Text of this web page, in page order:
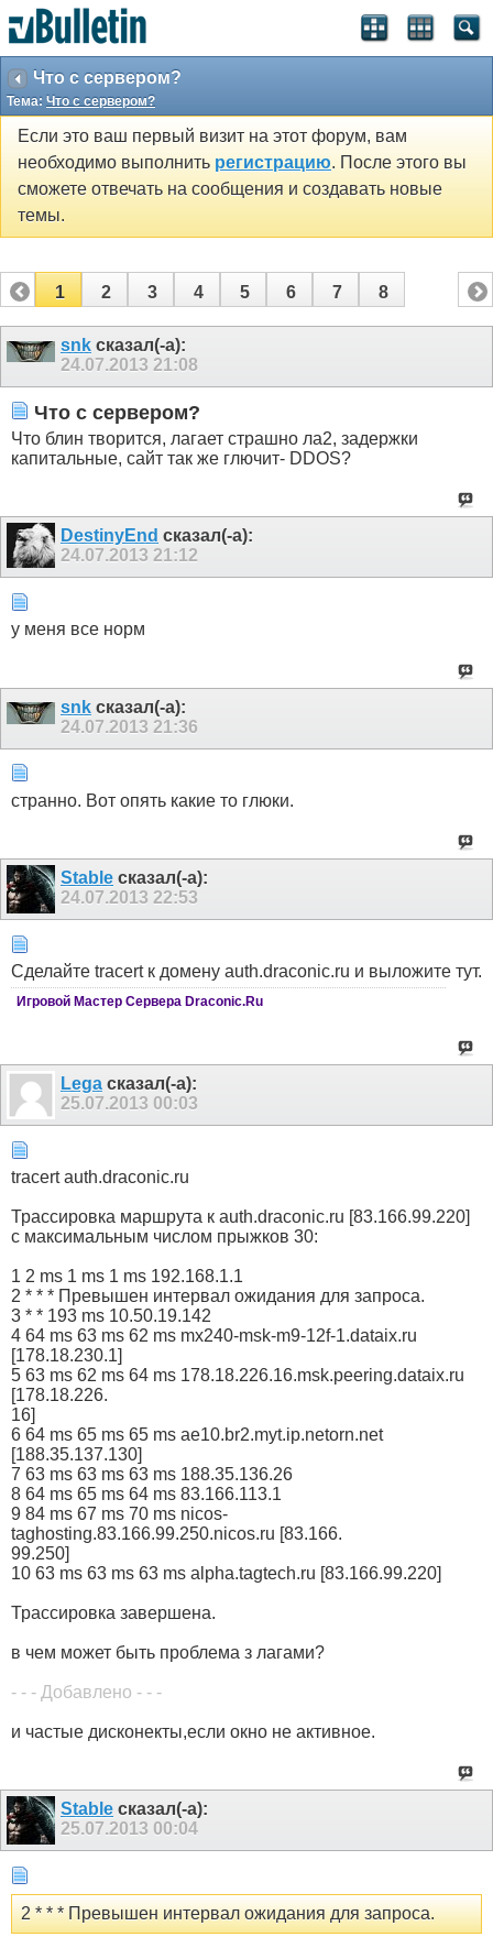
Что с сервером?
Тема: Что с сервером?
Если это ваш первый визит на этот форум, вам
необходимо выполнить регистрацию. После этого вы
сможете отвечать на сообщения и создавать новые
темы.
1 2 3 4 5 6 7 8
snk сказал(-а):
24.07.2013 21:08
Что с сервером?
Что блин творится, лагает страшно ла2, задержки
капитальные, сайт так же глючит- DDOS?
DestinyEnd сказал(-а):
24.07.2013 21:12
у меня все норм
snk сказал(-а):
24.07.2013 21:36
странно. Вот опять какие то глюки.
Stable сказал(-а):
24.07.2013 22:53
Сделайте tracert к домену auth.draconic.ru и выложите тут.
Игровой Мастер Сервера Draconic.Ru
Lega сказал(-а):
25.07.2013 00:03
tracert auth.draconic.ru
Трассировка маршрута к auth.draconic.ru [83.166.99.220]
с максимальным числом прыжков 30:
1 2 ms 1 ms 1 ms 192.168.1.1
2 * * * Превышен интервал ожидания для запроса.
3 * * 193 ms 10.50.19.142
4 64 ms 63 ms 62 ms mx240-msk-m9-12f-1.dataix.ru
[178.18.230.1]
5 63 ms 62 ms 64 ms 178.18.226.16.msk.peering.dataix.ru
[178.18.226.
16]
6 64 ms 65 ms 65 ms ae10.br2.myt.ip.netorn.net
[188.35.137.130]
7 63 ms 63 ms 63 ms 188.35.136.26
8 64 ms 65 ms 64 ms 83.166.113.1
9 84 ms 67 ms 70 ms nicos-
taghosting.83.166.99.250.nicos.ru [83.166.
99.250]
10 63 ms 63 ms 63 ms alpha.tagtech.ru [83.166.99.220]
Трассировка завершена.
в чем может быть проблема з лагами?
- - - Добавлено - - -
и частые дисконекты,если окно не активное.
Stable сказал(-а):
25.07.2013 00:04
2 * * * Превышен интервал ожидания для запроса.